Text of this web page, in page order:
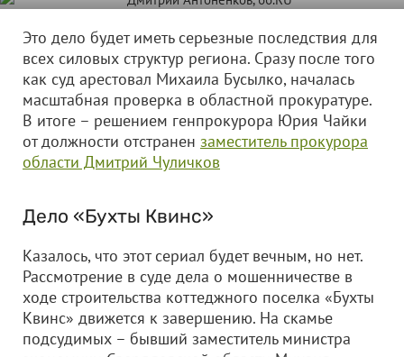
Это дело будет иметь серьезные последствия для
всех силовых структур региона. Сразу после того
как суд арестовал Михаила Бусылко, началась
масштабная проверка в областной прокуратуре.
В итоге – решением генпрокурора Юрия Чайки
от должности отстранен заместитель прокурора
области Дмитрий Чуличков
Дело «Бухты Квинс»
Казалось, что этот сериал будет вечным, но нет.
Рассмотрение в суде дела о мошенничестве в
ходе строительства коттеджного поселка «Бухты
Квинс» движется к завершению. На скамье
подсудимых – бывший заместитель министра